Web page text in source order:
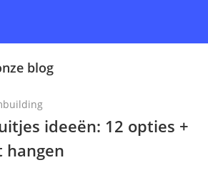
blog
ideeën: 12 opties +
hangen